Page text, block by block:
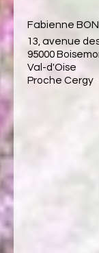
Fabienne
13, avenue
95000
Val-d'Oise
Proche Cergy